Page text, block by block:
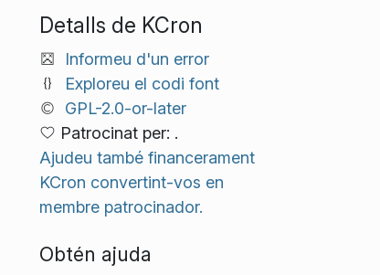
Detalls de KCron
Informeu d'un error
Exploreu el codi font
GPL-2.0-or-later
Patrocinat per: .
Ajudeu també financerament
KCron convertint-vos en
membre patrocinador.
Obtén ajuda